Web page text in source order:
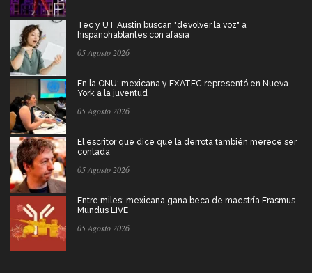
Tec y UT Austin buscan "devolver la voz" a
hispanohablantes con afasia
05 Agosto 2026
En la ONU: mexicana y EXATEC representó en Nueva
York a la juventud
05 Agosto 2026
El escritor que dice que la derrota también merece ser
contada
05 Agosto 2026
Entre miles: mexicana gana beca de maestría Erasmus
Mundus LIVE
05 Agosto 2026